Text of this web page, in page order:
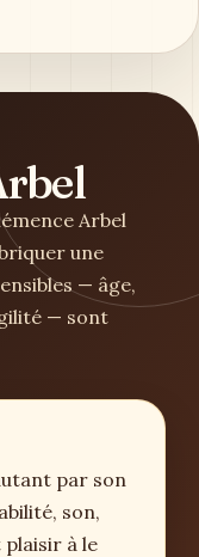
Arbel
une
— âge,
— sont
par son
son,
à le